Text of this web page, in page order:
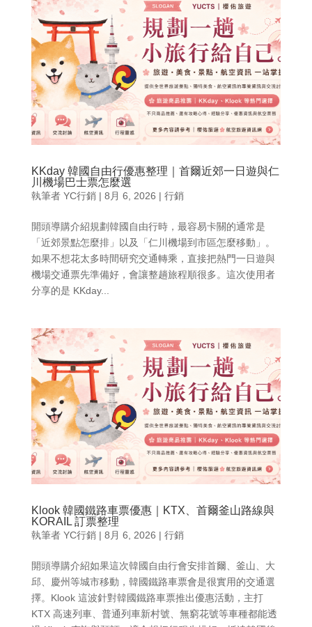
KKday 韓國自由行優惠整理｜首爾近郊一日遊與仁
川機場巴士票怎麼選
執筆者 YC行銷| 8月 6, 2026 | 行銷
開頭導購介紹規劃韓國自由行時，最容易卡關的通常是
「近郊景點怎麼排」以及「仁川機場到市區怎麼移動」。
如果不想花太多時間研究交通轉乘，直接把熱門一日遊與
機場交通票先準備好，會讓整趟旅程順很多。這次使用者
分享的是 KKday...
Klook 韓國鐵路車票優惠｜KTX、首爾釜山路線與
KORAIL 訂票整理
執筆者 YC行銷| 8月 6, 2026 | 行銷
開頭導購介紹如果這次韓國自由行會安排首爾、釜山、大
邱、慶州等城市移動，韓國鐵路車票會是很實用的交通選
擇。Klook 這波針對韓國鐵路車票推出優惠活動，主打
KTX 高速列車、普通列車新村號、無窮花號等車種都能透